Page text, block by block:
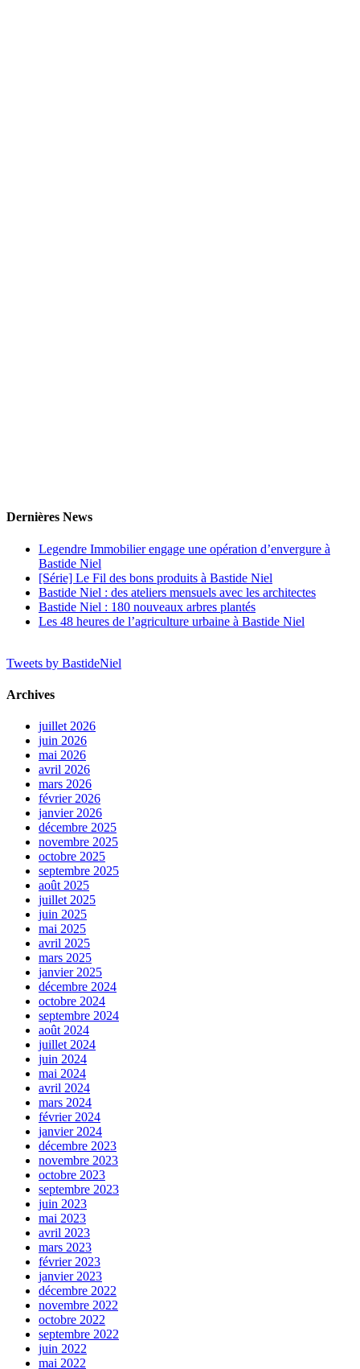
Dernières News
Legendre Immobilier engage une opération d’envergure à
Bastide Niel
[Série] Le Fil des bons produits à Bastide Niel
Bastide Niel : des ateliers mensuels avec les architectes
Bastide Niel : 180 nouveaux arbres plantés
Les 48 heures de l’agriculture urbaine à Bastide Niel
Tweets by BastideNiel
Archives
juillet 2026
juin 2026
mai 2026
avril 2026
mars 2026
février 2026
janvier 2026
décembre 2025
novembre 2025
octobre 2025
septembre 2025
août 2025
juillet 2025
juin 2025
mai 2025
avril 2025
mars 2025
janvier 2025
décembre 2024
octobre 2024
septembre 2024
août 2024
juillet 2024
juin 2024
mai 2024
avril 2024
mars 2024
février 2024
janvier 2024
décembre 2023
novembre 2023
octobre 2023
septembre 2023
juin 2023
mai 2023
avril 2023
mars 2023
février 2023
janvier 2023
décembre 2022
novembre 2022
octobre 2022
septembre 2022
juin 2022
mai 2022